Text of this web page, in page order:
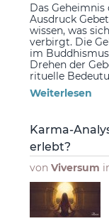
Das
Ausdruck
wissen, was
verbirgt. Die
im
Drehen der
rituelle
Weiterlesen
Karma-
erlebt?
von Viversum